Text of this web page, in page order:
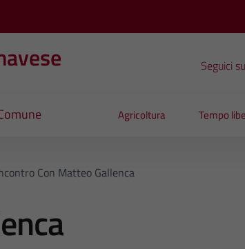
Seguici
Agricoltura Tempo
Con Matteo Gallenca